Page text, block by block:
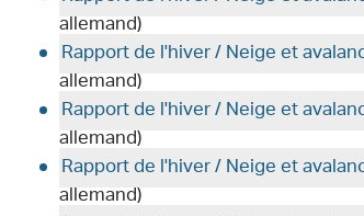
allemand)
Rapport de l'hiver / Neige et
allemand)
Rapport de l'hiver / Neige et
allemand)
Rapport de l'hiver / Neige et
allemand)